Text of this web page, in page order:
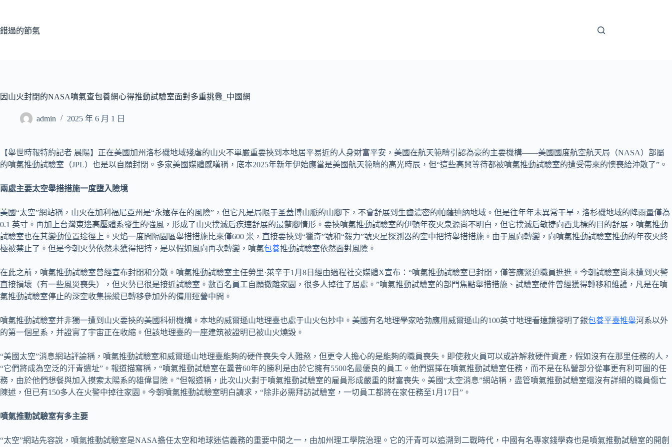
主
錯過的節氣
因山火封閉的NASA噴氣查包養網心得推動試驗室面對多重挑釁_中國網
admin 2025 年 6 月 1 日
【舉世時報特約記者 晨陽】正在美國加州洛杉磯地域殘虐的山火不單嚴重要挾到本地居平易近的人身財富平安，美國在航天範疇引認為豪的主要機構——美國國度航空航天局（NASA）部屬
的噴氣推動試驗室（JPL）也是以自願封閉。多家美國媒體感嘆稱，底本2025年新年伊始應當是美國航天範疇的高光時辰，但“這些高興等待都被噴氣推動試驗室的遭受帶來的懊喪給沖散了”。
兩處主要太空舉措措施一度墮入險境
美國“太空”網站稱，山火在加利福尼亞州是“永遠存在的風險”，但它凡是局限于圣蓋博山脈的山腳下，不會舒展到生齒濃密的帕薩迪納地域。但是往年年末異常干旱，洛杉磯地域的降雨量僅為
0.1 英寸。再加上台灣東邊高壓體系發生的強風，形成了山火撲滅后疾速舒展的最蹩腳情形。要挾噴氣推動試驗室的伊頓年夜火泉源尚不明白，但它撲滅后敏捷向西北標的目的舒展，噴氣推動
試驗室也在其變動位置途徑上。火焰一度間隔園區舉措措施比來僅600 米，直接要挾到“獵奇”號和“毅力”號火星探測器的空中把持舉措措施。由于風向轉變，向噴氣推動試驗室推動的年夜火終
極被禁止了。但是今朝火勢依然未獲得把持，是以假如風向再次轉變，噴氣包養推動試驗室依然面對風險。
在此之前，噴氣推動試驗室曾經宣布封閉和分散。噴氣推動試驗室主任勞里·萊辛于1月8日經由過程社交媒體X宣布：“噴氣推動試驗室已封閉，僅答應緊迫職員進進。今朝試驗室尚未遭到火警
直接損壞（有一些風災喪失），但火勢已很是接近試驗室。數百名員工自願撤離家園，很多人掉往了居處。”噴氣推動試驗室的部門焦點舉措措施、試驗室硬件曾經獲得轉移和維護，凡是在噴
氣推動試驗室停止的深空收集操縱已轉移參加外的備用運營中間。
噴氣推動試驗室并非獨一遭到山火要挾的美國科研機構。本地的威爾遜山地理臺也處于山火包抄中。美國有名地理學家哈勃應用威爾遜山的100英寸地理看遠鏡發明了銀包養平臺推舉河系以外
的第一個星系，并證實了宇宙正在收縮。但該地理臺的一座建筑被證明已被山火燒毀。
“美國太空”消息網站評論稱，噴氣推動試驗室和威爾遜山地理臺能夠的硬件喪失令人難熬，但更令人擔心的是能夠的職員喪失。即使救火員可以或許解救硬件資產，假如沒有在那里任務的人，
“它們將成為空泛的汗青遺址”。報道描寫稱，“噴氣推動試驗室在曩昔60年的勝利是由於它擁有5500名最優良的員工。他們選擇在噴氣推動試驗室任務，而不是在私營部分從事更有利可圖的任
務，由於他們想餐與加入摸索太陽系的雄偉冒險。”但報道稱，此次山火對于噴氣推動試驗室的雇員形成嚴重的財富喪失。美國“太空消息”網站稱，盡管噴氣推動試驗室還沒有詳細的職員傷亡
陳述，但已有150多人在火警中掉往家園。今朝噴氣推動試驗室明白請求，“除非必需拜訪試驗室，一切員工都將在家任務至1月17日”。
噴氣推動試驗室有多主要
“太空”網站先容說，噴氣推動試驗室是NASA擔任太空和地球迷信義務的重要中間之一，由加州理工學院治理。它的汗青可以追溯到二戰時代，中國有名專家錢學森也是噴氣推動試驗室的開創